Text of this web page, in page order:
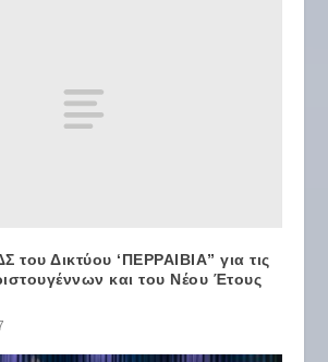
του Δικτύου ‘ΠΕΡΡΑΙΒΙΑ” για τις
και του Νέου Έτους